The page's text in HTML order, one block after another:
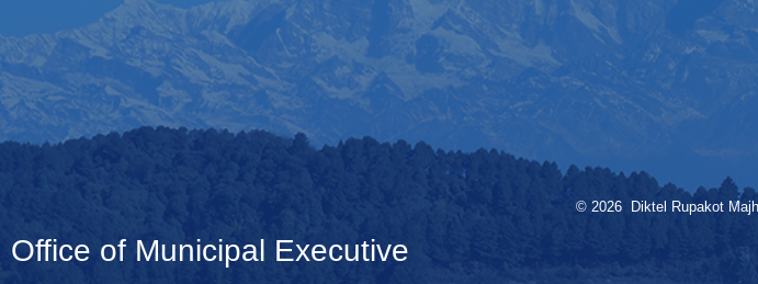
© 2026 Diktel Rupakot
Office of Municipal Executive